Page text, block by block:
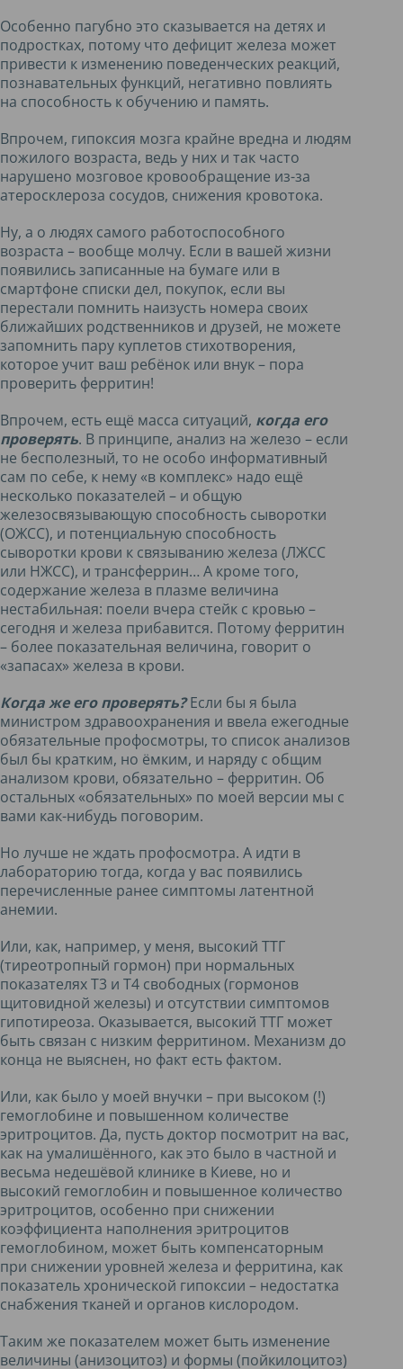
Особенно пагубно это сказывается на детях и
подростках, потому что дефицит железа может
привести к изменению поведенческих реакций,
познавательных функций, негативно повлиять
на способность к обучению и память.
Впрочем, гипоксия мозга крайне вредна и людям
пожилого возраста, ведь у них и так часто
нарушено мозговое кровообращение из-за
атеросклероза сосудов, снижения кровотока.
Ну, а о людях самого работоспособного
возраста – вообще молчу. Если в вашей жизни
появились записанные на бумаге или в
смартфоне списки дел, покупок, если вы
перестали помнить наизусть номера своих
ближайших родственников и друзей, не можете
запомнить пару куплетов стихотворения,
которое учит ваш ребёнок или внук – пора
проверить ферритин!
Впрочем, есть ещё масса ситуаций, когда его
проверять. В принципе, анализ на железо – если
не бесполезный, то не особо информативный
сам по себе, к нему «в комплекс» надо ещё
несколько показателей – и общую
железосвязывающую способность сыворотки
(ОЖСС), и потенциальную способность
сыворотки крови к связыванию железа (ЛЖСС
или НЖСС), и трансферрин… А кроме того,
содержание железа в плазме величина
нестабильная: поели вчера стейк с кровью –
сегодня и железа прибавится. Потому ферритин
– более показательная величина, говорит о
«запасах» железа в крови.
Когда же его проверять?Если бы я была
министром здравоохранения и ввела ежегодные
обязательные профосмотры, то список анализов
был бы кратким, но ёмким, и наряду с общим
анализом крови, обязательно – ферритин. Об
остальных «обязательных» по моей версии мы с
вами как-нибудь поговорим.
Но лучше не ждать профосмотра. А идти в
лабораторию тогда, когда у вас появились
перечисленные ранее симптомы латентной
анемии.
Или, как, например, у меня, высокий ТТГ
(тиреотропный гормон) при нормальных
показателях Т3 и Т4 свободных (гормонов
щитовидной железы) и отсутствии симптомов
гипотиреоза. Оказывается, высокий ТТГ может
быть связан с низким ферритином. Механизм до
конца не выяснен, но факт есть фактом.
Или, как было у моей внучки – при высоком (!)
гемоглобине и повышенном количестве
эритроцитов. Да, пусть доктор посмотрит на вас,
как на умалишённого, как это было в частной и
весьма недешёвой клинике в Киеве, но и
высокий гемоглобин и повышенное количество
эритроцитов, особенно при снижении
коэффициента наполнения эритроцитов
гемоглобином, может быть компенсаторным
при снижении уровней железа и ферритина, как
показатель хронической гипоксии – недостатка
снабжения тканей и органов кислородом.
Таким же показателем может быть изменение
величины (анизоцитоз) и формы (пойкилоцитоз)